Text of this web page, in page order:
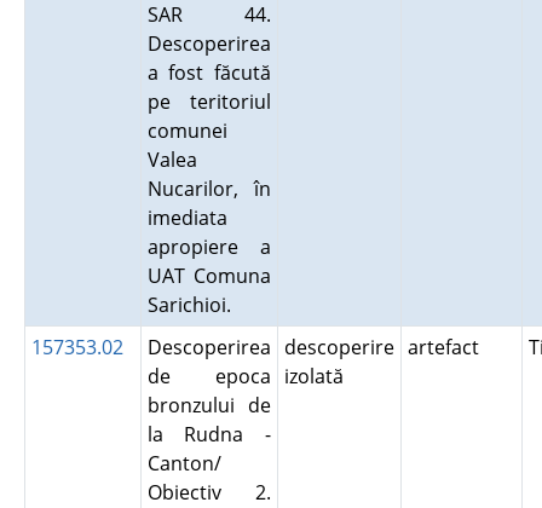
SAR 44.
Descoperirea
a fost făcută
pe teritoriul
comunei
Valea
Nucarilor, în
imediata
apropiere a
UAT Comuna
Sarichioi.
157353.02
Descoperirea
de epoca
bronzului de
la Rudna -
Canton/
Obiectiv 2.
descoperire
izolată
artefact